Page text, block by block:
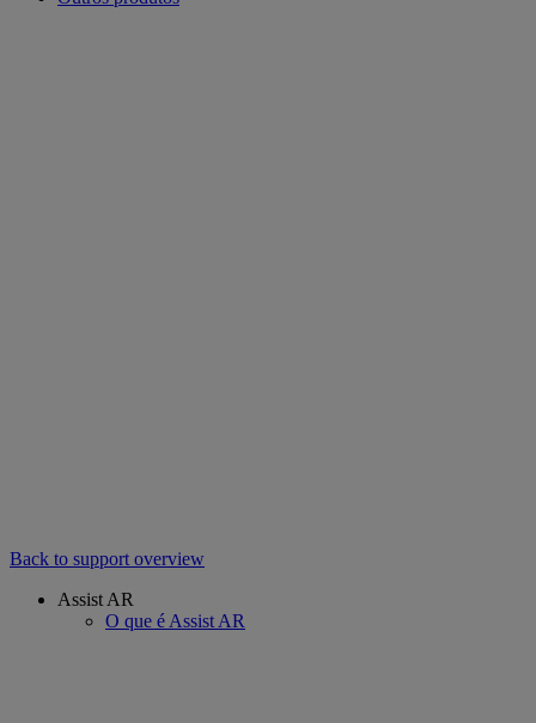
Back to support overview
Assist AR
O que é Assist AR